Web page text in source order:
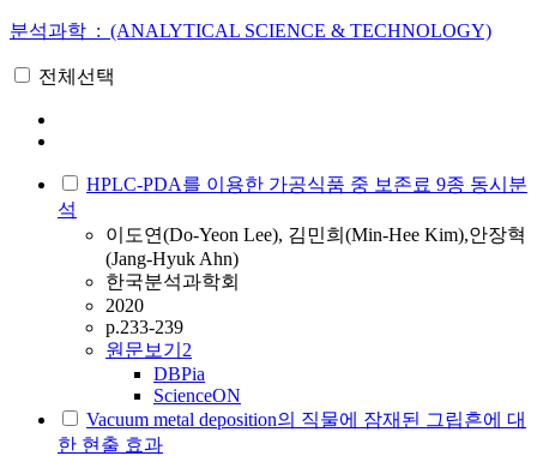
분석과학 : (ANALYTICAL SCIENCE & TECHNOLOGY)
전체선택
HPLC-PDA를 이용한 가공식품 중 보존료 9종 동시분
석
이도연(Do-Yeon Lee), 김민희(Min-Hee Kim),안장혁
(Jang-Hyuk Ahn)
한국분석과학회
2020
p.233-239
원문보기 2
DBPia
ScienceON
Vacuum metal deposition의 직물에 잠재된 그립흔에 대
한 현출 효과